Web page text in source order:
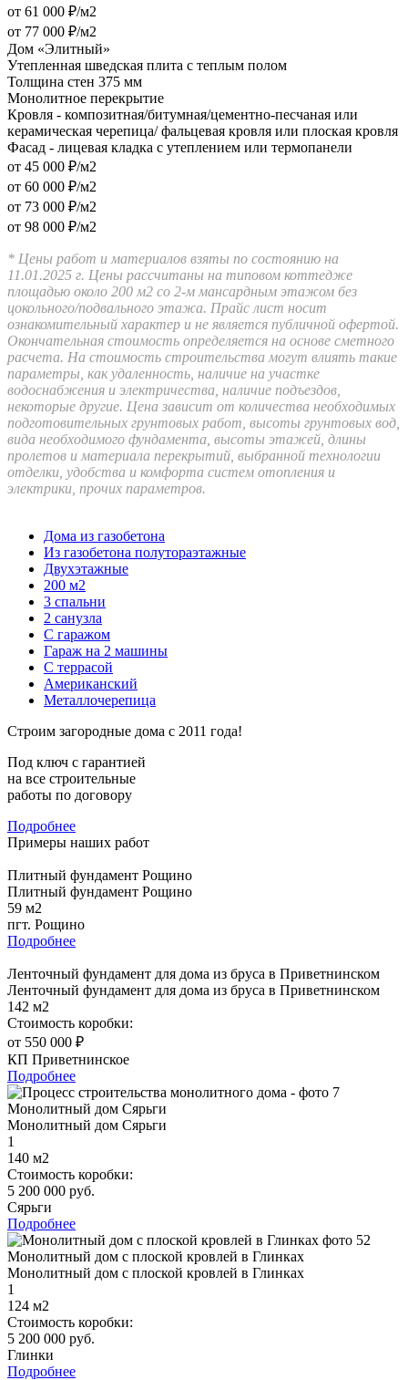
от 61 000 ₽/м2
от 77 000 ₽/м2
Дом «Элитный»
Утепленная шведская плита с теплым полом
Толщина стен 375 мм
Монолитное перекрытие
Кровля - композитная/битумная/цементно-песчаная или
керамическая черепица/ фальцевая кровля или плоская кровля
Фасад - лицевая кладка с утеплением или термопанели
от 45 000 ₽/м2
от 60 000 ₽/м2
от 73 000 ₽/м2
от 98 000 ₽/м2
* Цены работ и материалов взяты по состоянию на
11.01.2025 г. Цены рассчитаны на типовом коттедже
площадью около 200 м2 со 2-м мансардным этажом без
цокольного/подвального этажа. Прайс лист носит
ознакомительный характер и не является публичной офертой.
Окончательная стоимость определяется на основе сметного
расчета. На стоимость строительства могут влиять такие
параметры, как удаленность, наличие на участке
водоснабжения и электричества, наличие подъездов,
некоторые другие. Цена зависит от количества необходимых
подготовительных грунтовых работ, высоты грунтовых вод,
вида необходимого фундамента, высоты этажей, длины
пролетов и материала перекрытий, выбранной технологии
отделки, удобства и комфорта систем отопления и
электрики, прочих параметров.
Дома из газобетона
Из газобетона полутораэтажные
Двухэтажные
200 м2
3 спальни
2 санузла
С гаражом
Гараж на 2 машины
С террасой
Американский
Металлочерепица
Строим загородные дома с 2011 года!
Под ключ с гарантией
на все строительные
работы по договору
Подробнее
Примеры наших работ
Плитный фундамент Рощино
Плитный фундамент Рощино
59 м2
пгт. Рощино
Подробнее
Ленточный фундамент для дома из бруса в Приветнинском
Ленточный фундамент для дома из бруса в Приветнинском
142 м2
Стоимость коробки:
от 550 000 ₽
КП Приветнинское
Подробнее
Монолитный дом Сярьги
Монолитный дом Сярьги
1
140 м2
Стоимость коробки:
5 200 000 руб.
Сярьги
Подробнее
Монолитный дом с плоской кровлей в Глинках
Монолитный дом с плоской кровлей в Глинках
1
124 м2
Стоимость коробки:
5 200 000 руб.
Глинки
Подробнее